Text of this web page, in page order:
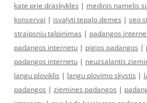
kate prie draskykles | medinis namelis
konservai | isvalyti tepalo demes | seo
straipsniu talpinimas | padangos
padangos internetu | pigios padangos |
padangos internetu | neuzsalantis
langu ploviklis | langu plovimo skystis |
padangos | ziemines padangos |